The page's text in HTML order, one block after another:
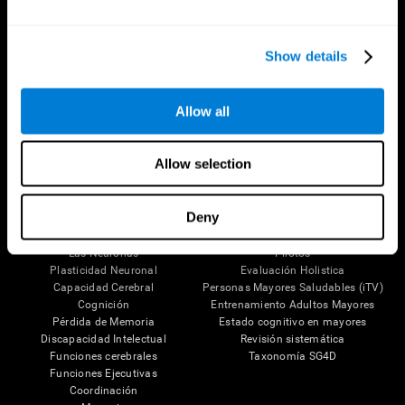
Show details
Allow all
Allow selection
Deny
Síguenos en
Partes del cerebro
Las Neuronas
Plasticidad Neuronal
Capacidad Cerebral
Cognición
Pérdida de Memoria
Discapacidad Intelectual
Funciones cerebrales
Funciones Ejecutivas
Coordinación
Investigación
Adultos Sanos
Pilotos
Evaluación Holistica
Personas Mayores Saludables (iTV)
Entrenamiento Adultos Mayores
Estado cognitivo en mayores
Revisión sistemática
Taxonomía SG4D